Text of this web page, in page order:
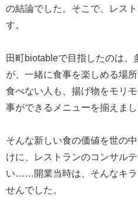
の結論でした。そこで、レス
す。
田町biotableで目指したのは、
が、一緒に食事を楽しめる場
食べない人も、揚げ物をモリ
事ができるメニューを揃えまし
そんな新しい食の価値を世の
けに、レストランのコンサル
い……開業当時は、そんなキラ
せんでした。